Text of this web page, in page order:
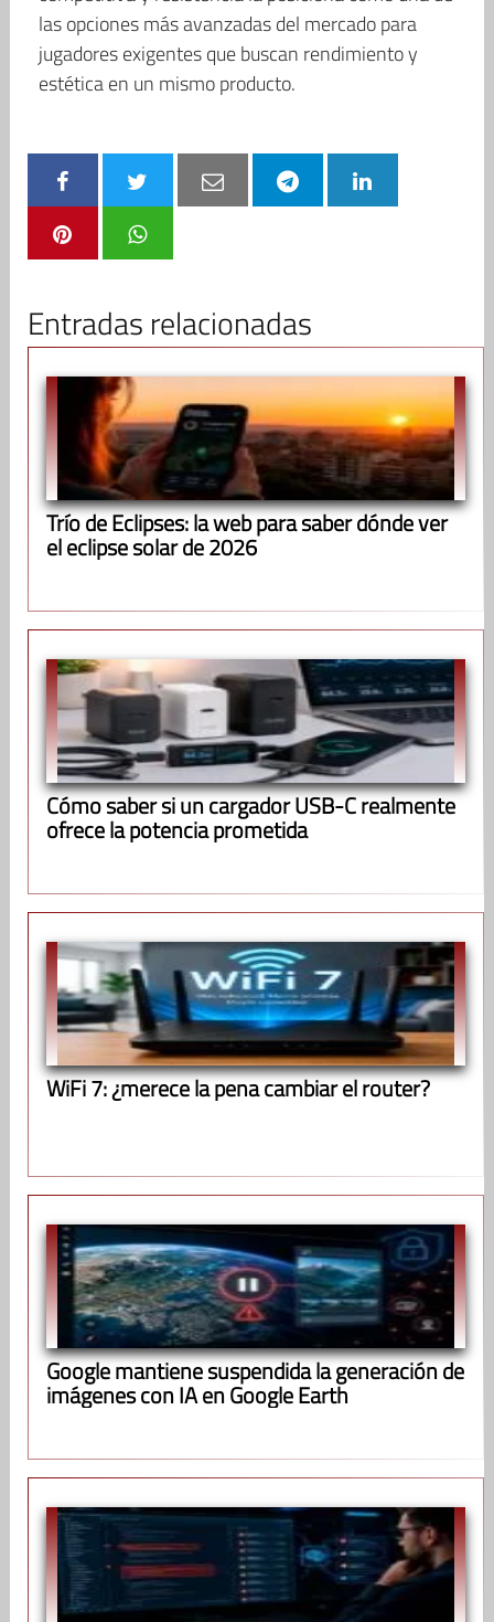
las opciones más avanzadas del mercado para
jugadores exigentes que buscan rendimiento y
estética en un mismo producto.
Entradas relacionadas
Trío de Eclipses: la web para saber dónde ver
el eclipse solar de 2026
Cómo saber si un cargador USB-C realmente
ofrece la potencia prometida
WiFi 7: ¿merece la pena cambiar el router?
Google mantiene suspendida la generación de
imágenes con IA en Google Earth